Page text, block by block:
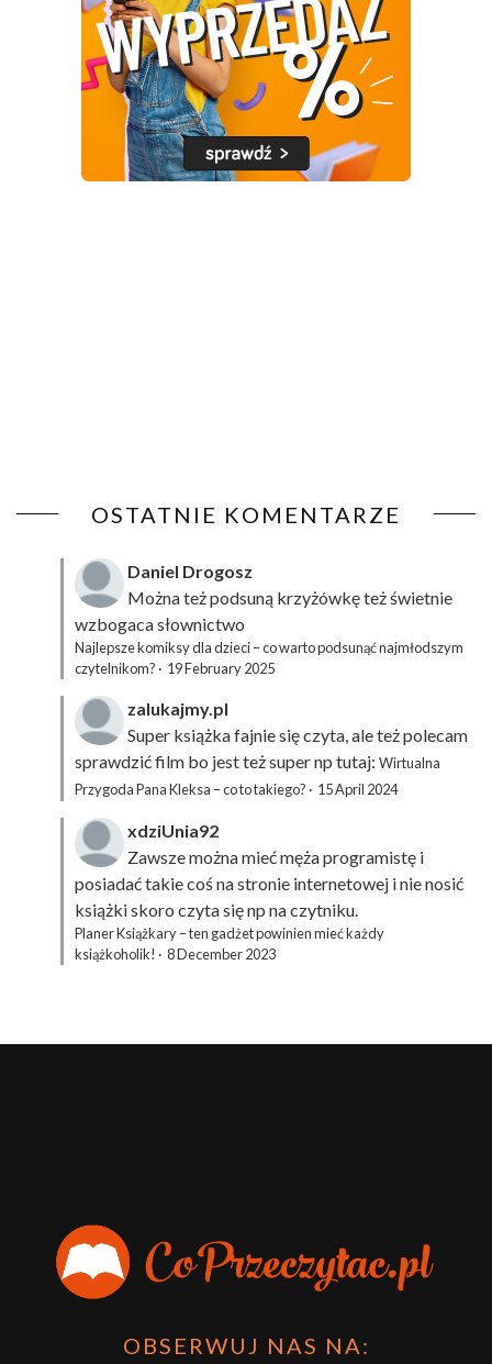
OSTATNIE KOMENTARZE
Daniel Drogosz
Można też podsuną krzyżówkęteż świetnie
wzbogaca słownictwo
Najlepsze komiksy dla dzieci – co warto podsunąć najmłodszym
czytelnikom? · 19 February 2025
zalukajmy.pl
Super książka fajnie się czyta, ale też polecam
sprawdzić film bo jest też super np tutaj: Wirtualna
Przygoda Pana Kleksa – co to takiego? · 15 April 2024
xdziUnia92
Zawsze można mieć męża programistę i
posiadać takie coś na stronie internetowej i nie nosić
książki skoro czyta się np na czytniku.
Planer Książkary – ten gadżet powinien mieć każdy
książkoholik! · 8 December 2023
OBSERWUJ NAS NA: